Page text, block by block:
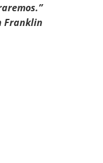
Franklin